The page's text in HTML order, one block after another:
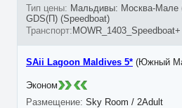
Мальдивы: Москва-Мале
GDS(П) (Speedboat)
SAii Lagoon Maldives 5* (Южный
Sky Room / 2Adult
Эконом